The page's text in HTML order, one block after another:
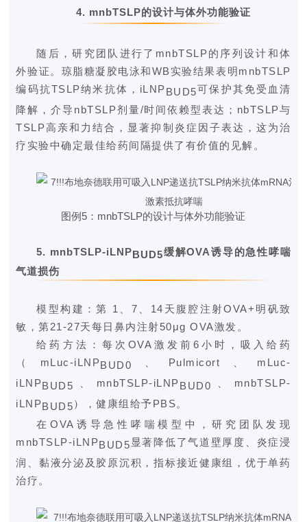
4. mnbTSLP的设计与体外功能验证
随后，研究团队进行了mnbTSLP的序列设计和体
外验证。琼脂糖凝胶电泳和WB实验结果表明mnbTSLP
编码抗TSLP纳米抗体，iLNPBUD5可保护其免受血清
降解，介导nbTSLP剂量/时间依赖型表达；nbTSLP与
TSLP高亲和力结合，显著抑制炎症因子表达，这为治
疗实验中确定最佳给药间隔提供了有价值的见解。
图例5：mnbTSLP的设计与体外功能验证
5. mnbTSLP-iLNPBUD5缓解OVA诱导的急性哮喘
气道损伤
模型构建：第 1、7、14天腹腔注射OVA+明矾致
敏，第21-27天每日鼻内注射50μg OVA激发。
给药方法：每次OVA激发前6小时，吸入给药
（mLuc-iLNPBUD0 、Pulmicort、mLuc-
iLNPBUD5 、mnbTSLP-iLNPBUD0 、mnbTSLP-
iLNPBUD5），健康组给予PBS。
在OVA诱导急性哮喘模型中，研究团队发现
mnbTSLP-iLNPBUD5 显著降低了气道壁厚度、炎症浸
润、黏液分泌及胶原沉积，指标接近健康组，优于单药
治疗。